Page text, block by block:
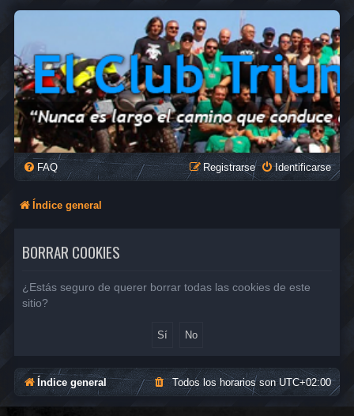
FAQ Identificarse
Registrarse
Índice general
BORRAR COOKIES
¿Estás seguro de querer borrar todas las cookies de este
sitio?
Índice general Todos los horarios sonUTC+02:00